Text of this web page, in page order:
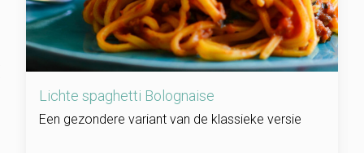
Lichte spaghetti Bolognaise
Een gezondere variant van de klassieke versie